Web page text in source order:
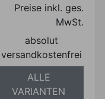
Preise inkl. ges.
MwSt.
absolut
versandkostenfrei
ALLE
VARIANTEN